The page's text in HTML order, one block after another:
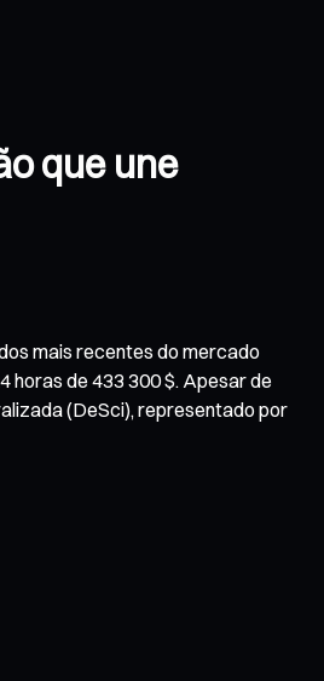
que une
mais recentes do mercado
horas de 433 300 $. Apesar de
(DeSci), representado por